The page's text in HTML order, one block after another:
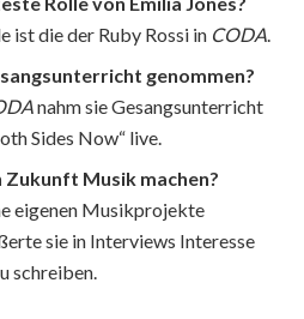
ist die der Ruby Rossi in CODA
genommen?
nahm sie Gesangsunterricht
Sides Now“ live.
Zukunft Musik machen?
eigenen Musikprojekte
sie in Interviews Interesse
schreiben.